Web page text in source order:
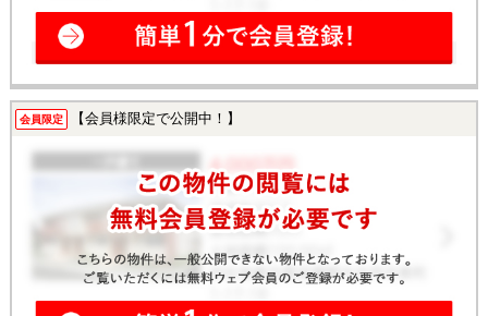
会員限定 【会員様限定で公開中！】